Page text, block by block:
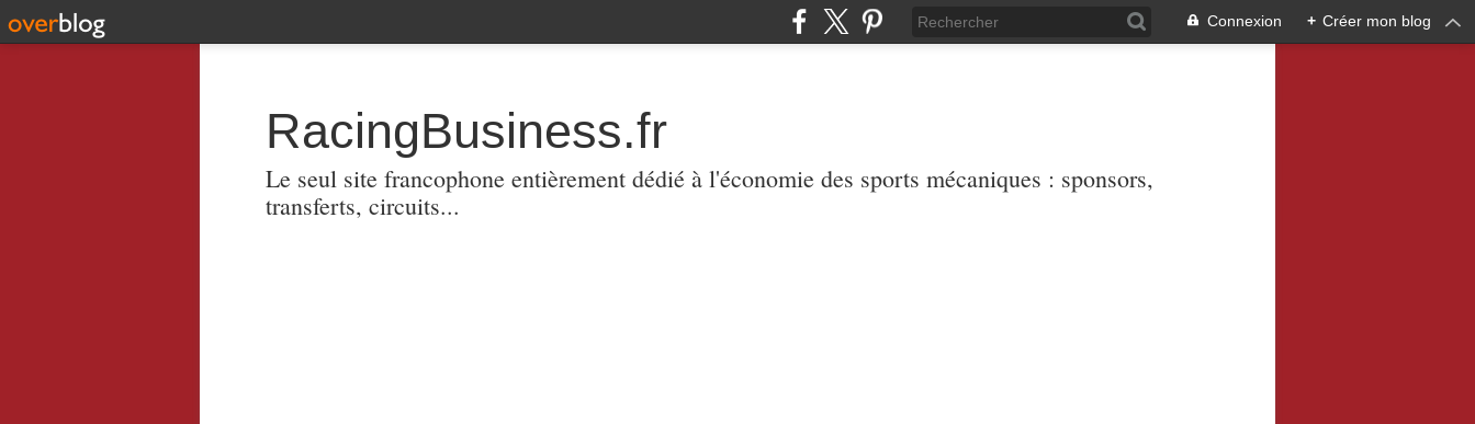
Connexion + Créer mon blog
RacingBusiness.fr
Le seul site francophone entièrement dédié à l'économie des sports mécaniques : sponsors,
transferts, circuits...